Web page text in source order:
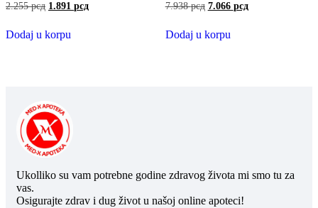
2.255рсд 1.891 рсд
Dodaj u korpu
7.938рсд 7.066 рсд
Dodaj u korpu
Ukolliko su vam potrebne godine zdravog života mi smo tu za
vas.
Osigurajte zdrav i dug život u našoj online apoteci!